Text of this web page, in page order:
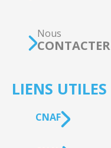
Nous
CONTACTER
LIENS UTILES
CNAF